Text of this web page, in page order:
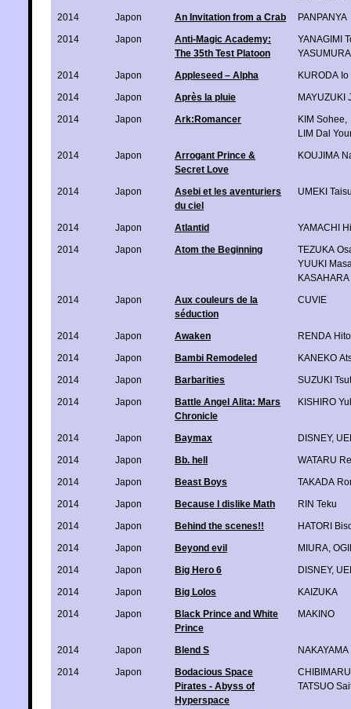
2014
Japon An Invitation from a Crab
PANPANYA
2014
Japon
Anti-Magic Academy:
The 35th Test Platoon
YANAGIMI
2014
Japon Appleseed – Alpha
KURODA Io
2014
Japon Après la pluie
MAYUZUKI
2014
Japon Ark:Romancer KIM Sohee
LIM Dal
2014
Japon
Arrogant Prince &
Secret Love
KOUJIMA
2014 Japon
Asebi et les aventuriers
du ciel
UMEKI
2014 Japon Atlantid
YAMACHI
2014
Japon Atom the Beginning
TEZUKA
YUUKI
2014
Japon
Aux couleurs de la
séduction
CUVIE
2014 Japon Awaken
RENDA
2014
Japon Bambi Remodeled
KANEKO
2014
Japon Barbarities
SUZUKI
2014
Japon
Battle Angel Alita: Mars
Chronicle
KISHIRO
2014 Japon Baymax DISNEY,
2014
Japon Bb. hell
WATARU
2014
Japon Beast Boys
TAKADA
2014
Japon Because I dislike Math
RIN Teku
2014
Japon Behind the scenes!!
HATORI
2014
Japon Beyond evil MIURA
2014
Japon Big Hero 6 DISNEY,
2014
Japon Big Lolos
KAIZUKA
2014
Japon
Black Prince and White
Prince
MAKINO
2014 Japon Blend S
2014
Japon
Bodacious Space
Pirates - Abyss of
Hyperspace
CHIBIMARU
TATSUO